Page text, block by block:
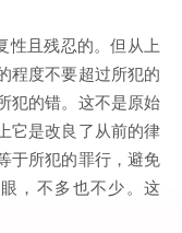
性且残忍的。但从上
程度不要超过所犯的
犯的错。这不是原始
它是改良了从前的律
于所犯的罪行，避免
，不多也不少。这